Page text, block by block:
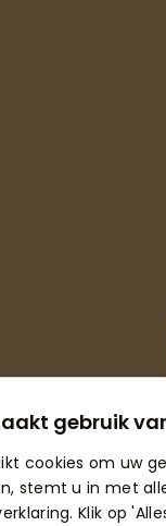
gebruik
cookies om uw
stemt u in met
Klik op